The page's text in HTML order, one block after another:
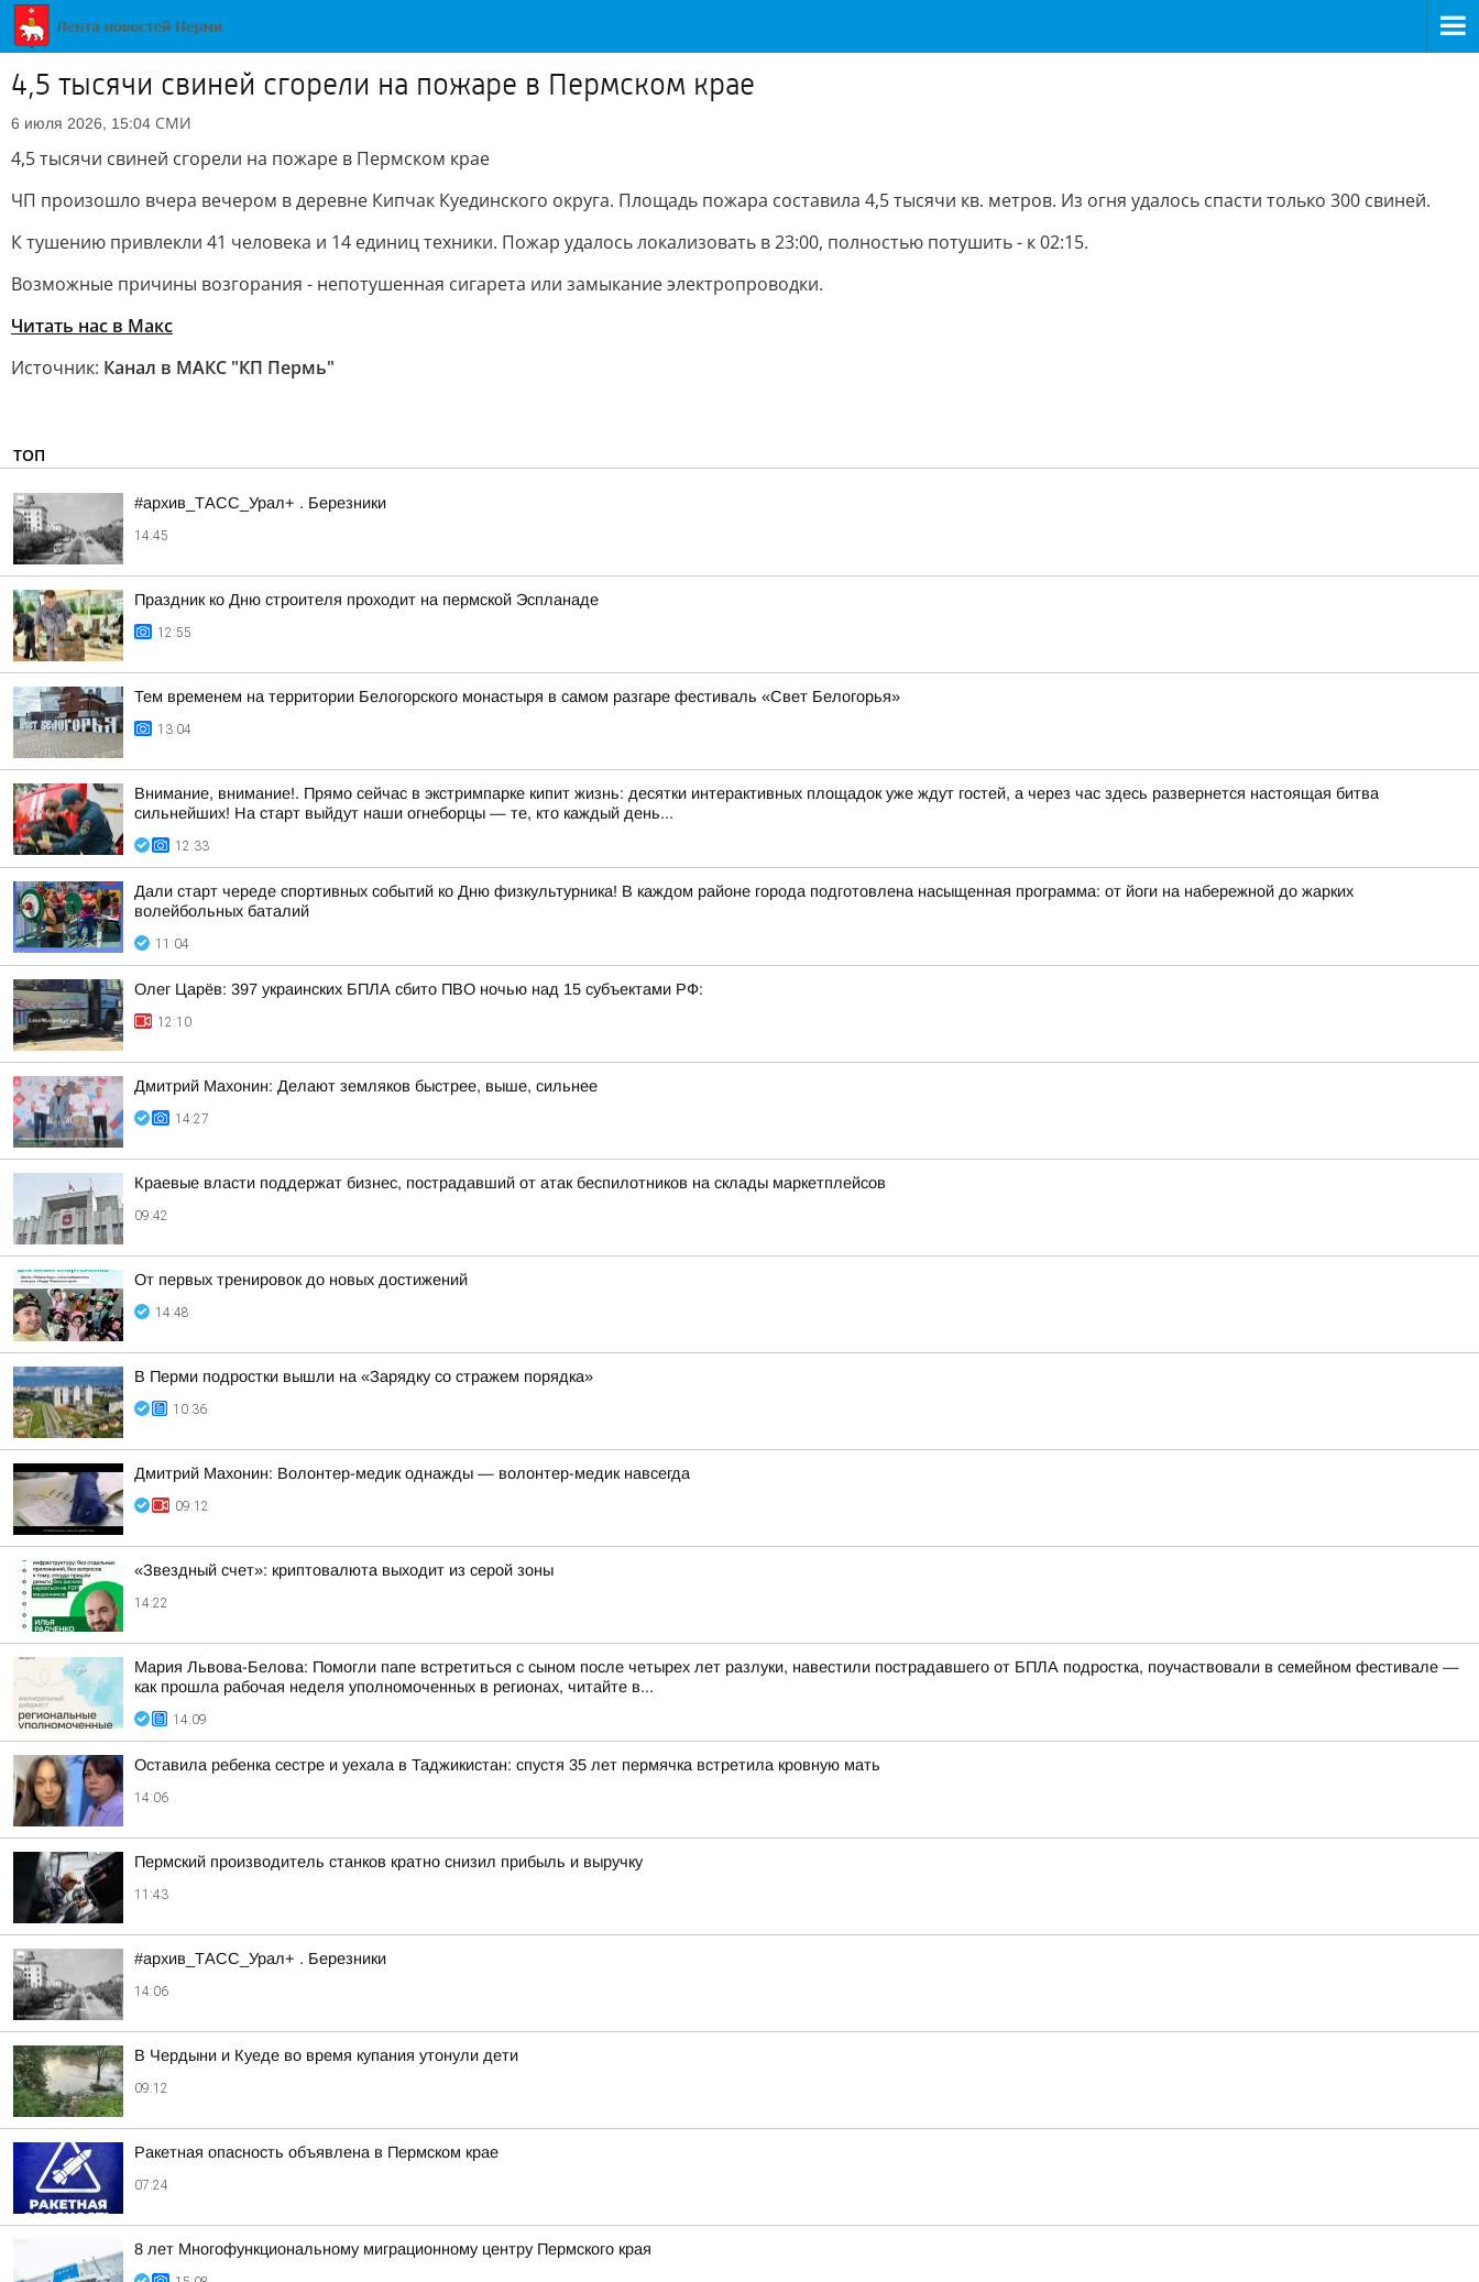
4,5 тысячи свиней сгорели на пожаре в Пермском крае
6 июля 2026, 15:04 СМИ
4,5 тысячи свиней сгорели на пожаре в Пермском крае
ЧП произошло вчера вечером в деревне Кипчак Куединского округа. Площадь пожара составила 4,5 тысячи кв. метров. Из огня удалось спасти только 300 свиней.
К тушению привлекли 41 человека и 14 единиц техники. Пожар удалось локализовать в 23:00, полностью потушить - к 02:15.
Возможные причины возгорания - непотушенная сигарета или замыкание электропроводки.
Читать нас в Макс
Источник: Канал в МАКС "КП Пермь"
ТОП
#архив_ТАСС_Урал+ . Березники
14:45
Праздник ко Дню строителя проходит на пермской Эспланаде
12:55
Тем временем на территории Белогорского монастыря в самом разгаре фестиваль «Свет Белогорья»
13:04
Внимание, внимание!. Прямо сейчас в экстримпарке кипит жизнь: десятки интерактивных площадок уже ждут гостей, а через час здесь развернется настоящая битва
сильнейших! На старт выйдут наши огнеборцы — те, кто каждый день...
12:33
Дали старт череде спортивных событий ко Дню физкультурника! В каждом районе города подготовлена насыщенная программа: от йоги на набережной до жарких
волейбольных баталий
11:04
Олег Царёв: 397 украинских БПЛА сбито ПВО ночью над 15 субъектами РФ:
12:10
Дмитрий Махонин: Делают земляков быстрее, выше, сильнее
14:27
Краевые власти поддержат бизнес, пострадавший от атак беспилотников на склады маркетплейсов
09:42
От первых тренировок до новых достижений
14:48
В Перми подростки вышли на «Зарядку со стражем порядка»
10:36
Дмитрий Махонин: Волонтер-медик однажды — волонтер-медик навсегда
09:12
«Звездный счет»: криптовалюта выходит из серой зоны
14:22
Мария Львова-Белова: Помогли папе встретиться с сыном после четырех лет разлуки, навестили пострадавшего от БПЛА подростка, поучаствовали в семейном фестивале —
как прошла рабочая неделя уполномоченных в регионах, читайте в...
14:09
Оставила ребенка сестре и уехала в Таджикистан: спустя 35 лет пермячка встретила кровную мать
14:06
Пермский производитель станков кратно снизил прибыль и выручку
11:43
#архив_ТАСС_Урал+ . Березники
14:06
В Чердыни и Куеде во время купания утонули дети
09:12
Ракетная опасность объявлена в Пермском крае
07:24
8 лет Многофункциональному миграционному центру Пермского края